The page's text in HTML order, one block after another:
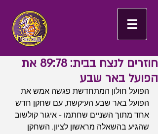
חוזרים לנצח בבית: 89:78 את
הפועל באר שבע
הפועל חולון המתחדשת פגשה אמש את
הפועל באר שבע העיקשת, עם שחקן חדש
אחד מתוך השניים שחתמו - איגור קולשוב
שהגיע בהשאלה מראשון לציון. השחקן